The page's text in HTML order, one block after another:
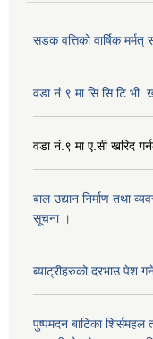
सडक वत्तिको वार्षिक मर्मत्
वडा नं.९ मा सि.सि.टि.भी.
वडा नं.९ मा ए.सी खरिद
बाल उद्यान निर्माण तथा
सूचना ।
ब्याट्रीहरुको दरभाउ पेश
पुष्पमदन बाटिका शिर्समहल